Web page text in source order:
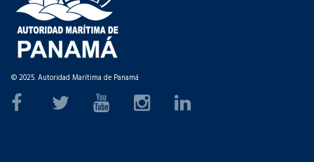
© 2025. Autoridad Marítima de Panamá